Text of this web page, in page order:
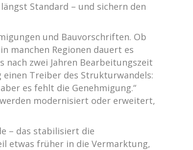
Standard – und sichern den
und Bauvorschriften. Ob
manchen Regionen dauert es
nach zwei Jahren Bearbeitungszeit
einen Treiber des Strukturwandels:
es fehlt die Genehmigung.“
modernisiert oder erweitert,
– das stabilisiert die
etwas früher in die Vermarktung,